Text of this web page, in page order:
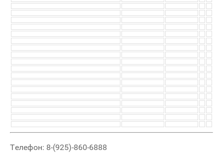
Телефон: 8-(925)-860-6888